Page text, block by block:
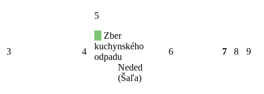
3 4
5
Zber
kuchynského
odpadu
Neded
(Šaľa)
6 7 8 9